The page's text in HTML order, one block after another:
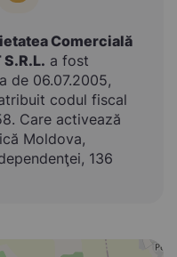
Comercială
S.R.L. a fost
de 06.07.2005,
codul fiscal
Care activează
Moldova,
136